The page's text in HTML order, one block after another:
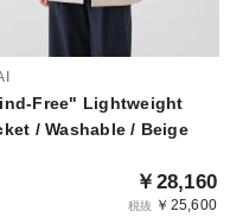
Free" Lightweight
/ Washable / Beige
￥28,160
税抜 ￥25,600